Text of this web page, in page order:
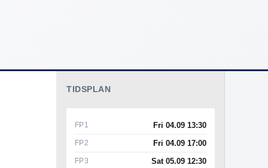
TIDSPLAN
FP1 Fri 04.09 13:30
FP2 Fri 04.09 17:00
FP3 Sat 05.09 12:30